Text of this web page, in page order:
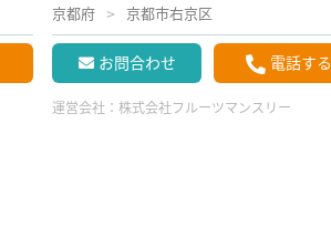
京都府 京都市右京区
お問合わせ 電話する
運営会社：株式会社フルーツマンスリー